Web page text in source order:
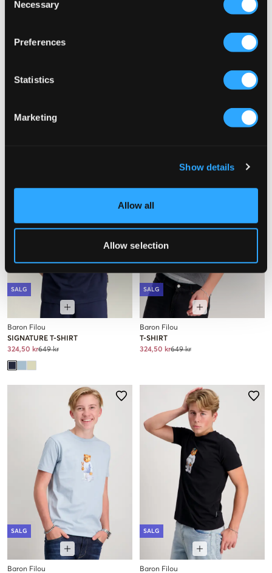
Selection
Necessary
Preferences
Statistics
Marketing
Show details
Allow all
Allow selection
SALG
SALG
Baron Filou
SIGNATURE T-SHIRT
324,50 kr649 kr
SALG
Baron Filou
T-SHIRT
324,50 kr649 kr
SALG
Baron Filou
SALG
Baron Filou